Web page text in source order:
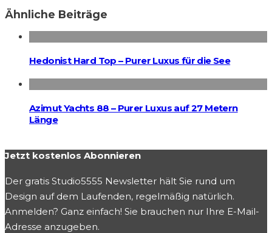
Ähnliche Beiträge
Hedonist Hard Top – Purer Luxus für die See
Azimut Yachts 88 – Purer Luxus auf 27 Metern
Länge
Jetzt kostenlos Abonnieren
Der gratis Studio5555 Newsletter hält Sie rund um
Design auf dem Laufenden, regelmäßig natürlich.
Anmelden? Ganz einfach! Sie brauchen nur Ihre E-Mail-
Adresse anzugeben.